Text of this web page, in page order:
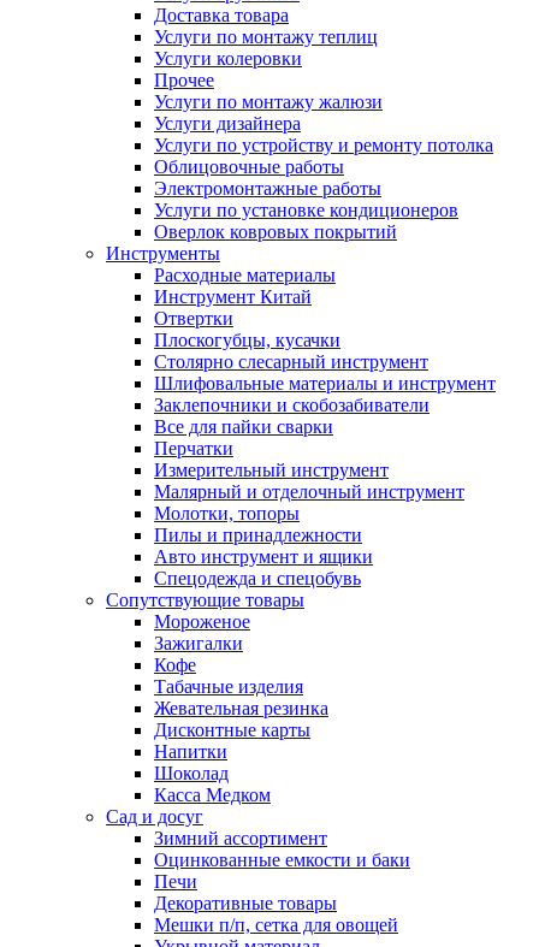
Доставка товара
Услуги по монтажу теплиц
Услуги колеровки
Прочее
Услуги по монтажу жалюзи
Услуги дизайнера
Услуги по устройству и ремонту потолка
Облицовочные работы
Электромонтажные работы
Услуги по установке кондиционеров
Оверлок ковровых покрытий
Инструменты
Расходные материалы
Инструмент Китай
Отвертки
Плоскогубцы, кусачки
Столярно слесарный инструмент
Шлифовальные материалы и инструмент
Заклепочники и скобозабиватели
Все для пайки сварки
Перчатки
Измерительный инструмент
Малярный и отделочный инструмент
Молотки, топоры
Пилы и принадлежности
Авто инструмент и ящики
Спецодежда и спецобувь
Сопутствующие товары
Мороженое
Зажигалки
Кофе
Табачные изделия
Жевательная резинка
Дисконтные карты
Напитки
Шоколад
Касса Медком
Сад и досуг
Зимний ассортимент
Оцинкованные емкости и баки
Печи
Декоративные товары
Мешки п/п, сетка для овощей